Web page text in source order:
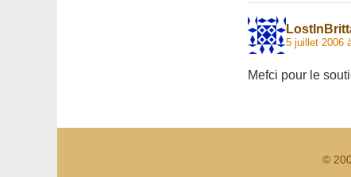
5 juillet 2006
Mefci pour le
©